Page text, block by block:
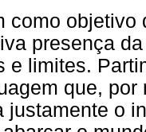
como
presença
e limites.
que,
justamente o